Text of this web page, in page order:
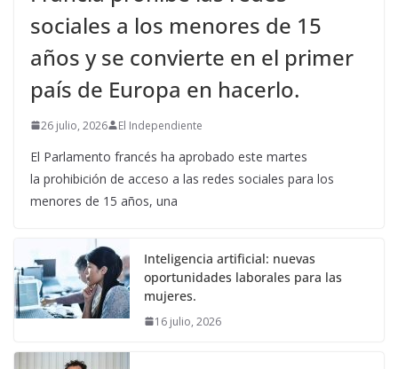
sociales a los menores de 15
años y se convierte en el primer
país de Europa en hacerlo.
26 julio, 2026 El Independiente
El Parlamento francés ha aprobado este martes
la prohibición de acceso a las redes sociales para los
menores de 15 años, una
Inteligencia artificial: nuevas
oportunidades laborales para las
mujeres.
16 julio, 2026